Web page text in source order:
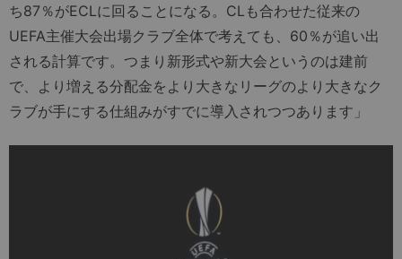
ち87％がECLに回ることになる。CLも合わせた従来の
UEFA主催大会出場クラブ全体で考えても、60％が追い出
される計算です。つまり新形式や新大会というのは建前
で、より増える分配金をより大きなリーグのより大きなク
ラブが手にする仕組みがすでに導入されつつあります」